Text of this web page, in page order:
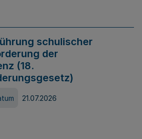
schulischer
der
(18.
21.07.2026